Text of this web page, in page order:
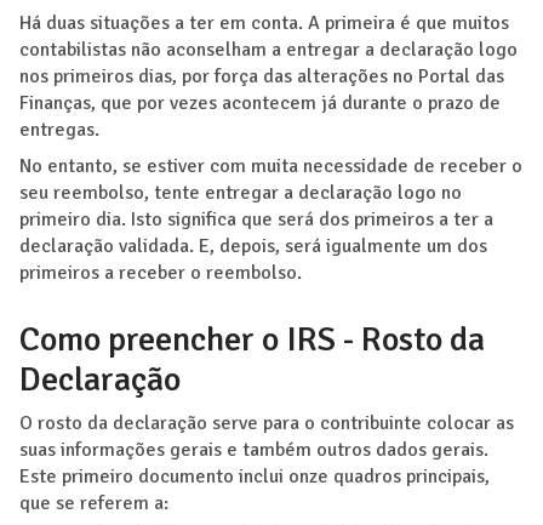
Há duas situações a ter em conta. A primeira é que muitos
contabilistas não aconselham a entregar a declaração logo
nos primeiros dias, por força das alterações no Portal das
Finanças, que por vezes acontecem já durante o prazo de
entregas.
No entanto, se estiver com muita necessidade de receber o
seu reembolso, tente entregar a declaração logo no
primeiro dia. Isto significa que será dos primeiros a ter a
declaração validada. E, depois, será igualmente um dos
primeiros a receber o reembolso.
Como preencher o IRS - Rosto da
Declaração
O rosto da declaração serve para o contribuinte colocar as
suas informações gerais e também outros dados gerais.
Este primeiro documento inclui onze quadros principais,
que se referem a: